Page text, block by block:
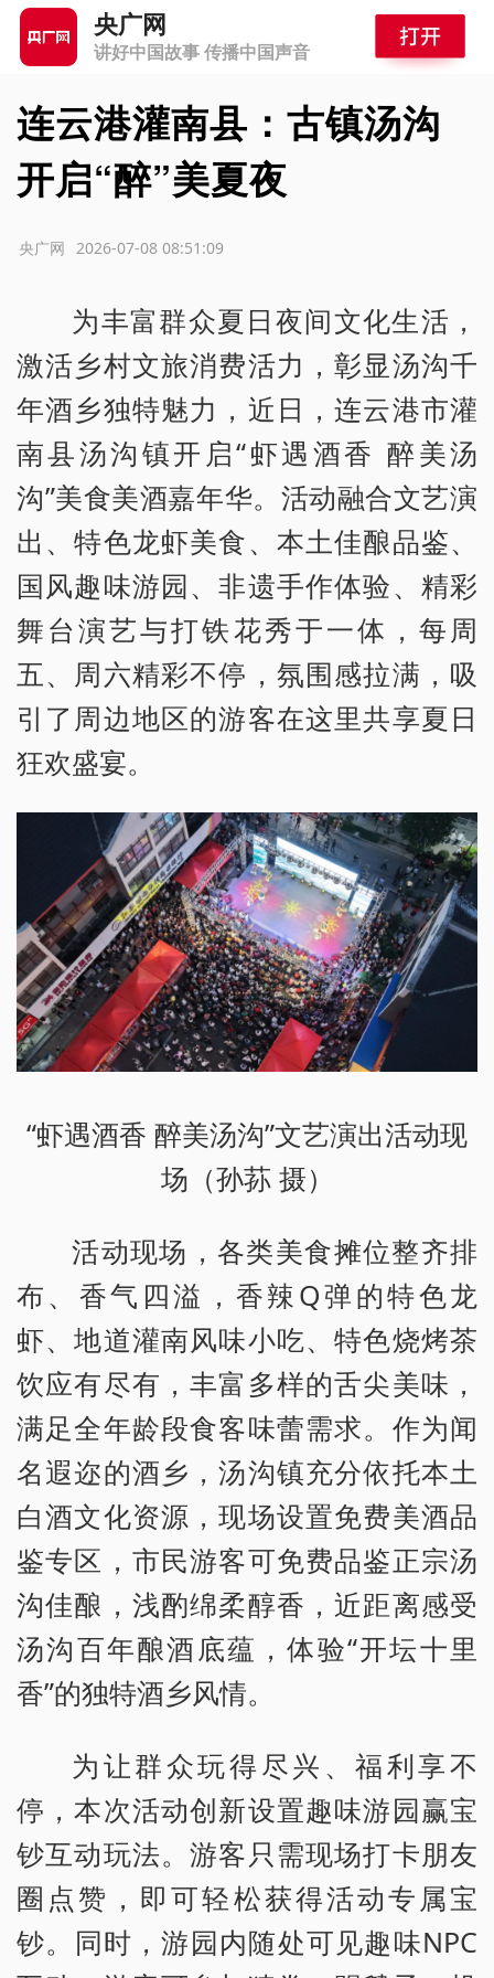
央广网
讲好中国故事 传播中国声音
连云港灌南县：古镇汤沟
开启“醉”美夏夜
2026-07-08 08:51:09
央广网
为丰富群众夏日夜间文化生活，
激活乡村文旅消费活力，彰显汤沟千
年酒乡独特魅力，近日，连云港市灌
南县汤沟镇开启“虾遇酒香 醉美汤
沟”美食美酒嘉年华。活动融合文艺演
出、特色龙虾美食、本土佳酿品鉴、
国风趣味游园、非遗手作体验、精彩
舞台演艺与打铁花秀于一体，每周
五、周六精彩不停，氛围感拉满，吸
引了周边地区的游客在这里共享夏日
狂欢盛宴。
“虾遇酒香 醉美汤沟”文艺演出活动现
场（孙荪 摄）
活动现场，各类美食摊位整齐排
布、香气四溢，香辣Q弹的特色龙
虾、地道灌南风味小吃、特色烧烤茶
饮应有尽有，丰富多样的舌尖美味，
满足全年龄段食客味蕾需求。作为闻
名遐迩的酒乡，汤沟镇充分依托本土
白酒文化资源，现场设置免费美酒品
鉴专区，市民游客可免费品鉴正宗汤
沟佳酿，浅酌绵柔醇香，近距离感受
汤沟百年酿酒底蕴，体验“开坛十里
香”的独特酒乡风情。
为让群众玩得尽兴、福利享不
停，本次活动创新设置趣味游园赢宝
钞互动玩法。游客只需现场打卡朋友
圈点赞，即可轻松获得活动专属宝
钞。同时，游园内随处可见趣味NPC